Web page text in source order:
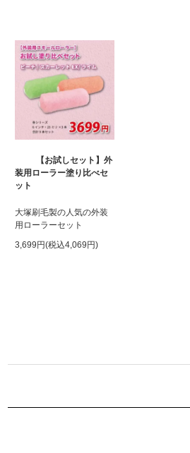
【お試しセット】外
装用ローラー塗り比べセ
ット
大塚刷毛製の人気の外装
用ローラーセット
3,699円(税込4,069円)